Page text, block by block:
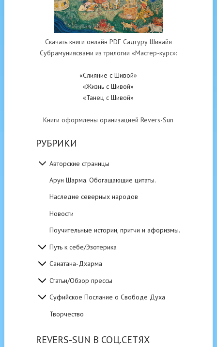
Скачать книги онлайн PDF Садгуру Шивайя
Субрамуниясвами из трилогии «Мастер-курс»:
«Слияние с Шивой»
«Жизнь с Шивой»
«Танец с Шивой»
Книги оформлены оранизацией Revers-Sun
РУБРИКИ
Авторские страницы
Арун Шарма. Обогащающие цитаты.
Наследие северных народов
Новости
Поучительные истории, притчи и афоризмы.
Путь к себе/Эзотерика
Санатана-Дхарма
Статьи/Обзор прессы
Суфийское Послание о Свободе Духа
Творчество
REVERS-SUN В СОЦ.СЕТЯХ